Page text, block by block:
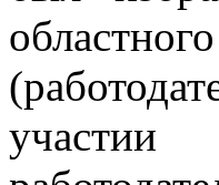
участии